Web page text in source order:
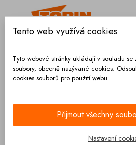

Tento web využívá cookies
Tyto webové stránky ukládají v souladu se
soubory, obecně nazývané cookies.
cookies souborů pro použití webu.
Přijmout všechny
Nastavení